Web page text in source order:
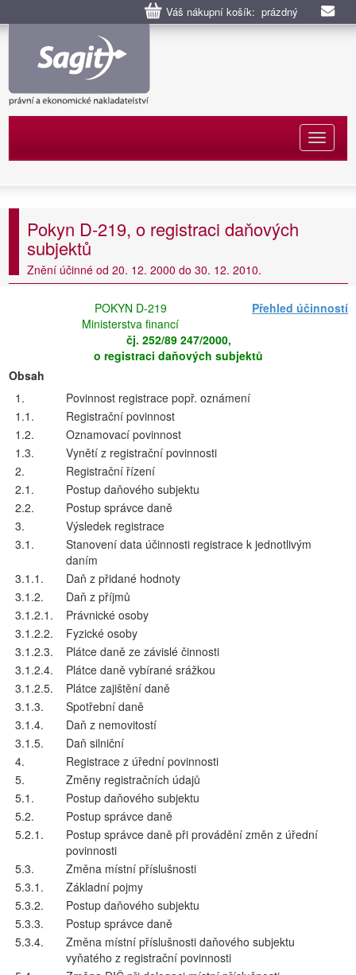
Váš nákupní košík: prázdný
Pokyn D-219, o registraci daňových
subjektů
Znění účinné od 20. 12. 2000 do 30. 12. 2010.
Přehled účinností
POKYN D-219
Ministerstva financí
čj. 252/89 247/2000,
o registraci daňových subjektů
Obsah
1.
Povinnost registrace popř. oznámení
1.1.
Registrační povinnost
1.2.
Oznamovací povinnost
1.3.
Vynětí z registrační povinnosti
2.
Registrační řízení
2.1.
Postup daňového subjektu
2.2.
Postup správce daně
3.
Výsledek registrace
3.1.
Stanovení data účinnosti registrace k jednotlivým
daním
3.1.1.
Daň z přidané hodnoty
3.1.2.
Daň z příjmů
3.1.2.1.
Právnické osoby
3.1.2.2.
Fyzické osoby
3.1.2.3.
Plátce daně ze závislé činnosti
3.1.2.4.
Plátce daně vybírané srážkou
3.1.2.5.
Plátce zajištění daně
3.1.3.
Spotřební daně
3.1.4.
Daň z nemovitostí
3.1.5.
Daň silniční
4.
Registrace z úřední povinnosti
5.
Změny registračních údajů
5.1.
Postup daňového subjektu
5.2.
Postup správce daně
5.2.1.
Postup správce daně při provádění změn z úřední
povinnosti
5.3.
Změna místní příslušnosti
5.3.1.
Základní pojmy
5.3.2.
Postup daňového subjektu
5.3.3.
Postup správce daně
5.3.4.
Změna místní příslušnosti daňového subjektu
vyňatého z registrační povinnosti